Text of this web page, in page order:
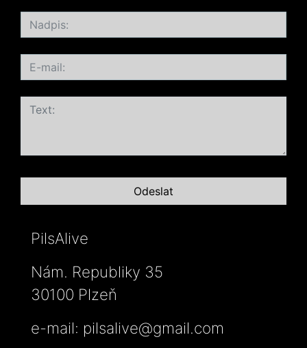
PilsAlive
Nám. Republiky 35
30100 Plzeň
e-mail: pilsalive@gmail.com